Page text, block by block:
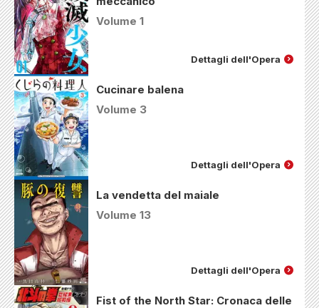
Volume 1
Dettagli dell'Opera
Cucinare balena
Volume 3
Dettagli dell'Opera
La vendetta del maiale
Volume 13
Dettagli dell'Opera
Fist of the North Star: Cronaca delle